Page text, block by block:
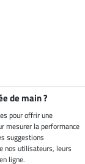
de main ?
pour offrir une
mesurer la performance
suggestions
nos utilisateurs, leurs
ligne.